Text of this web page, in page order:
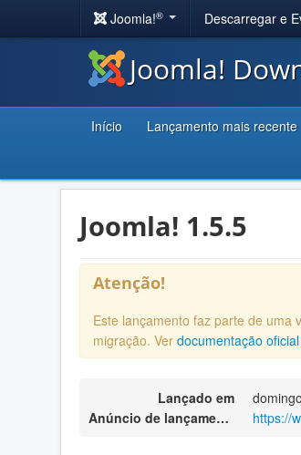
Joomla!® Descarregar e
Joomla!
Início Lançamento mais recente
Joomla! 1.5.5
Atenção!
Este lançamento faz parte de uma
migração. Ver documentação
Lançado em
Anúncio de lançamento
https://